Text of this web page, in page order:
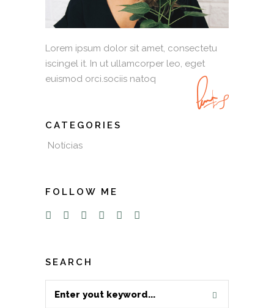
Lorem ipsum dolor sit amet, consectetu
iscingel it. In ut ullamcorper leo, eget
euismod orci.sociis natoq
CATEGORIES
Notícias
FOLLOW ME
SEARCH